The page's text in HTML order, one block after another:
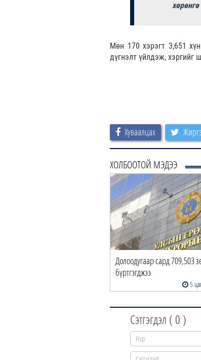
Мөн 170 хэрэгт 3,651
дүгнэлт үйлдэж,
Хуваалцах
ХОЛБООТОЙ МЭДЭЭ
Долоодугаар сард 709,503
бүртгэгджээ
5
Сэтгэгдэл ( 0 )